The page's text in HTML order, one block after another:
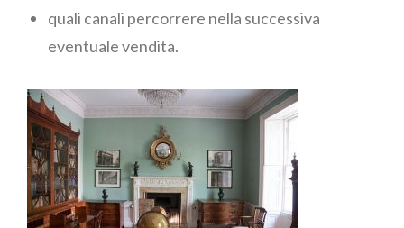
quali canali percorrere nella successiva
eventuale vendita.